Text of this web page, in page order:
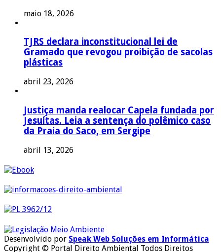
maio 18, 2026
TJRS declara inconstitucional lei de
Gramado que revogou proibição de sacolas
plásticas
abril 23, 2026
Justiça manda realocar Capela fundada por
Jesuítas. Leia a sentença do polêmico caso
da Praia do Saco, em Sergipe
abril 13, 2026
Desenvolvido por Speak Web Soluções em Informática
Copyright © Portal Direito Ambiental Todos Direitos